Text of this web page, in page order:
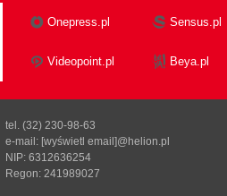
Onepress.pl Sensus.pl
Videopoint.pl Beya.pl
tel. (32) 230-98-63
e-mail: [wyświetl email]@helion.pl
NIP: 6312636254
Regon: 241989027